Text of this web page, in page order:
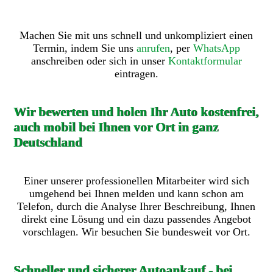
Machen Sie mit uns schnell und unkompliziert einen
Termin, indem Sie uns anrufen, per WhatsApp
anschreiben oder sich in unser Kontaktformular
eintragen.
Wir bewerten und holen Ihr Auto kostenfrei,
auch mobil bei Ihnen vor Ort in ganz
Deutschland
Einer unserer professionellen Mitarbeiter wird sich
umgehend bei Ihnen melden und kann schon am
Telefon, durch die Analyse Ihrer Beschreibung, Ihnen
direkt eine Lösung und ein dazu passendes Angebot
vorschlagen. Wir besuchen Sie bundesweit vor Ort.